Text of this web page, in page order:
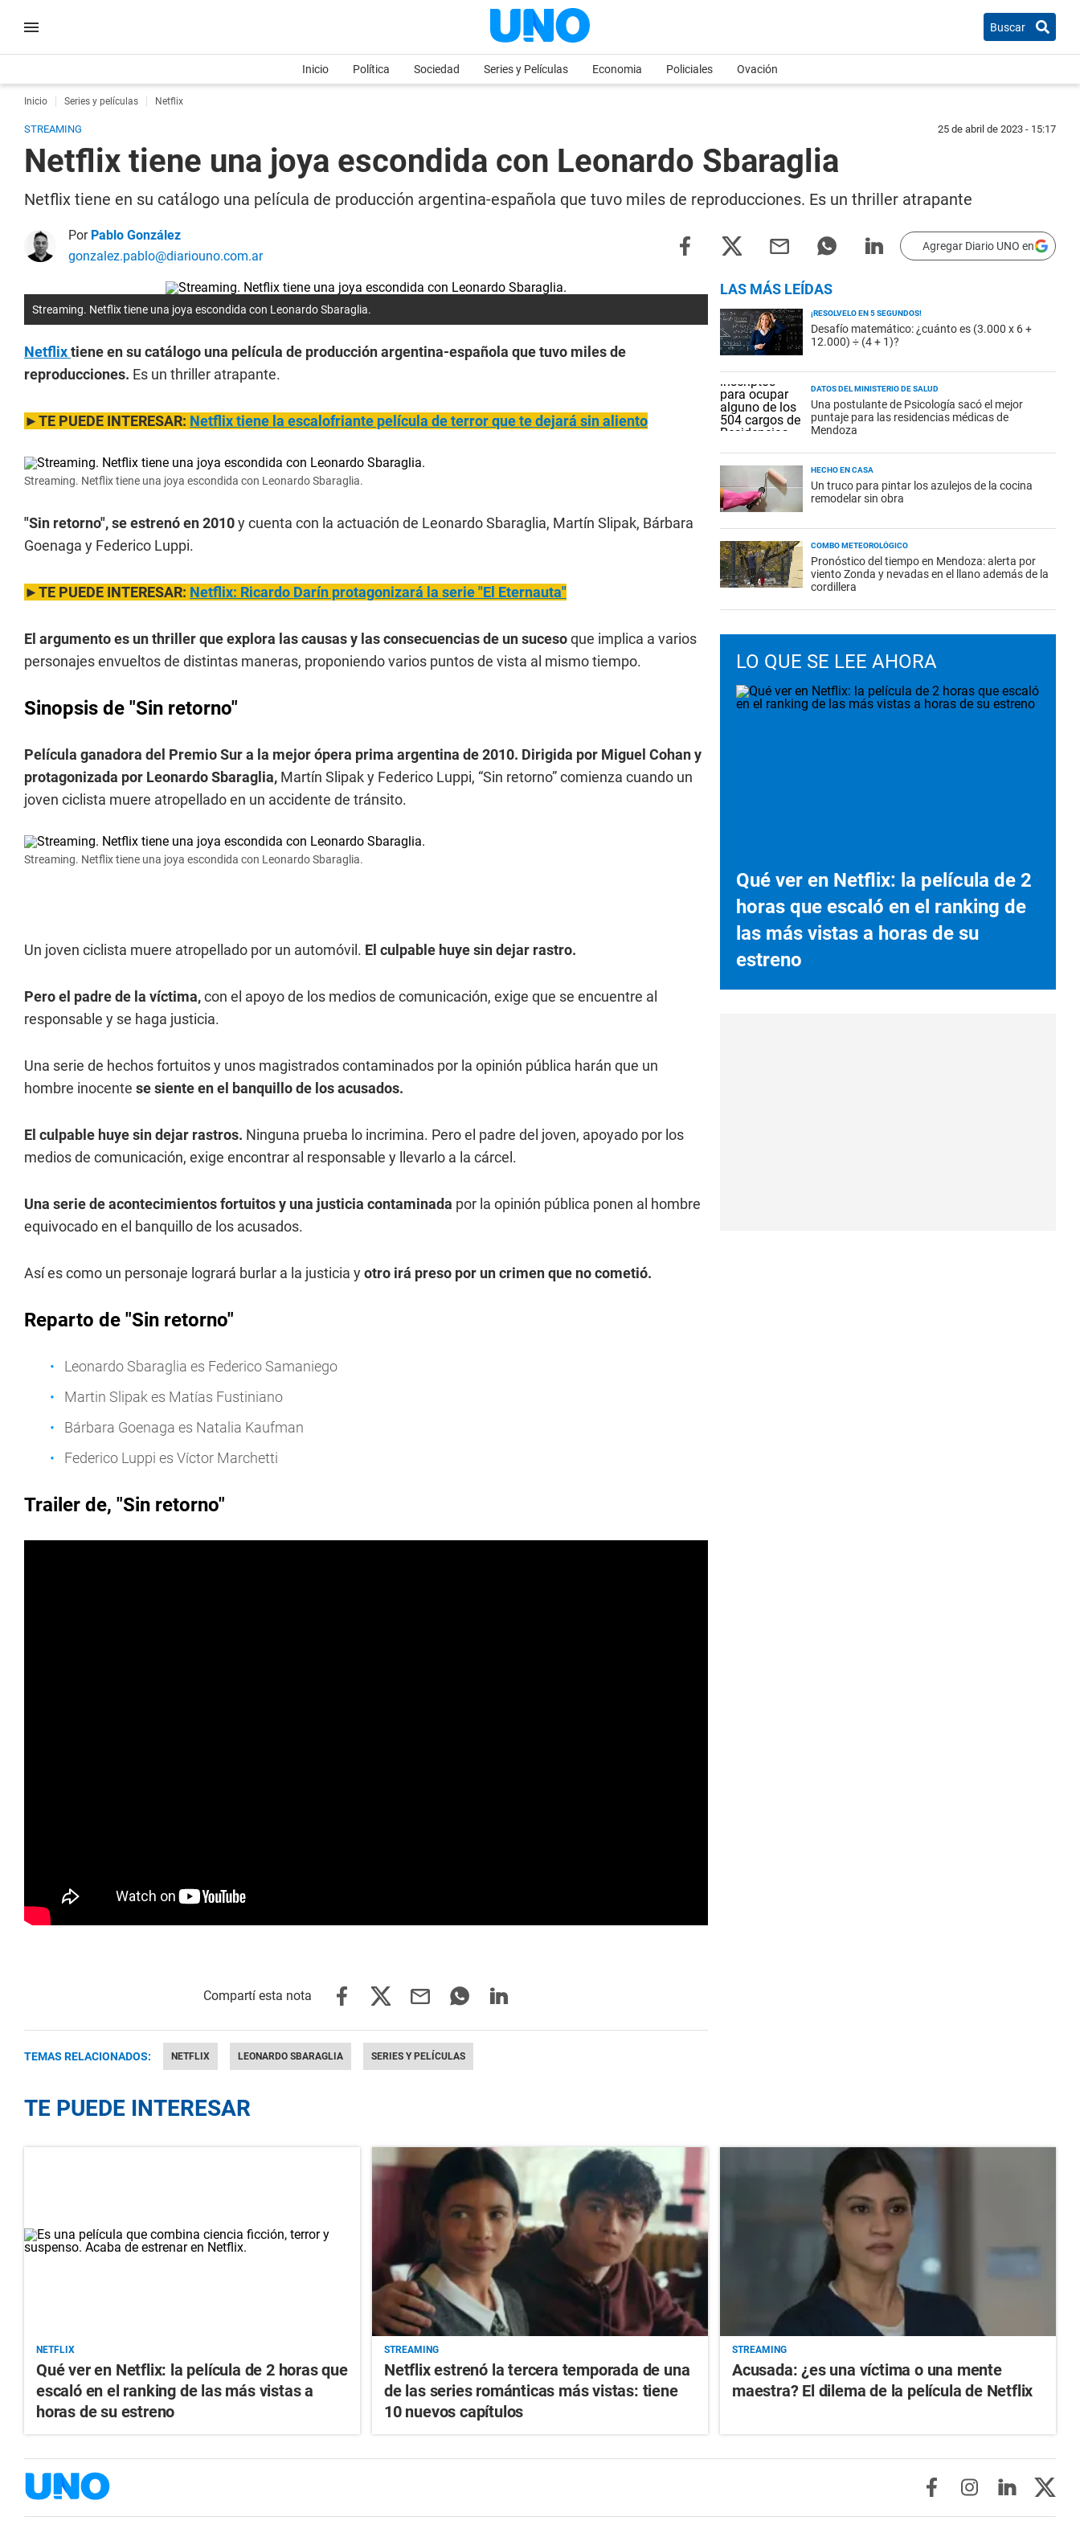
Buscar
Inicio Política Sociedad Series y Películas Economia Policiales Ovación
Inicio Series y películas Netflix
STREAMING 25 de abril de 2023 - 15:17
Netflix tiene una joya escondida con Leonardo Sbaraglia
Netflix tiene en su catálogo una película de producción argentina-española que tuvo miles de reproducciones. Es un thriller atrapante
Por Pablo González
gonzalez.pablo@diariouno.com.ar
Agregar Diario UNO en
Streaming. Netflix tiene una joya escondida con Leonardo Sbaraglia.
Netflixtiene en su catálogo una película de producción argentina-española que tuvo miles de
reproducciones. Es un thriller atrapante.
►TE PUEDE INTERESAR: Netflix tiene la escalofriante película de terror que te dejará sin aliento
Streaming. Netflix tiene una joya escondida con Leonardo Sbaraglia.
"Sin retorno", se estrenó en 2010y cuenta con la actuación de Leonardo Sbaraglia, Martín Slipak, Bárbara
Goenaga y Federico Luppi.
►TE PUEDE INTERESAR: Netflix: Ricardo Darín protagonizará la serie "El Eternauta"
El argumento es un thriller que explora las causas y las consecuencias de un sucesoque implica a varios
personajes envueltos de distintas maneras, proponiendo varios puntos de vista al mismo tiempo.
Sinopsis de "Sin retorno"
Película ganadora del Premio Sur a la mejor ópera prima argentina de 2010. Dirigida por Miguel Cohan y
protagonizada por Leonardo Sbaraglia, Martín Slipak y Federico Luppi, “Sin retorno” comienza cuando un
joven ciclista muere atropellado en un accidente de tránsito.
Streaming. Netflix tiene una joya escondida con Leonardo Sbaraglia.
Un joven ciclista muere atropellado por un automóvil. El culpable huye sin dejar rastro.
Pero el padre de la víctima,con el apoyo de los medios de comunicación, exige que se encuentre al
responsable y se haga justicia.
Una serie de hechos fortuitos y unos magistrados contaminados por la opinión pública harán que un
hombre inocente se siente en el banquillo de los acusados.
El culpable huye sin dejar rastros. Ninguna prueba lo incrimina. Pero el padre del joven, apoyado por los
medios de comunicación, exige encontrar al responsable y llevarlo a la cárcel.
Una serie de acontecimientos fortuitos y una justicia contaminada por la opinión pública ponen al hombre
equivocado en el banquillo de los acusados.
Así es como un personaje logrará burlar a la justicia yotro irá preso por un crimen que no cometió.
Reparto de "Sin retorno"
Leonardo Sbaraglia es Federico Samaniego
Martin Slipak es Matías Fustiniano
Bárbara Goenaga es Natalia Kaufman
Federico Luppi es Víctor Marchetti
Trailer de, "Sin retorno"
TEMAS RELACIONADOS: NETFLIX LEONARDO SBARAGLIA SERIES Y PELÍCULAS
LAS MÁS LEÍDAS
¡RESOLVELO EN 5 SEGUNDOS!
Desafío matemático: ¿cuánto es (3.000 x 6 +
12.000) ÷ (4 + 1)?
DATOS DEL MINISTERIO DE SALUD
Una postulante de Psicología sacó el mejor
puntaje para las residencias médicas de
Mendoza
HECHO EN CASA
Un truco para pintar los azulejos de la cocina
remodelar sin obra
COMBO METEOROLÓGICO
Pronóstico del tiempo en Mendoza: alerta por
viento Zonda y nevadas en el llano además de la
cordillera
LO QUE SE LEE AHORA
Qué ver en Netflix: la película de 2
horas que escaló en el ranking de
las más vistas a horas de su
estreno
TE PUEDE INTERESAR
NETFLIX
Qué ver en Netflix: la película de 2 horas que
escaló en el ranking de las más vistas a
horas de su estreno
STREAMING
Netflix estrenó la tercera temporada de una
de las series románticas más vistas: tiene
10 nuevos capítulos
STREAMING
Acusada: ¿es una víctima o una mente
maestra? El dilema de la película de Netflix